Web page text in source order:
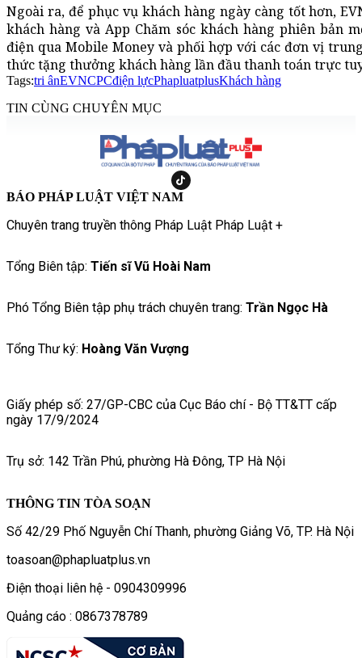
Ngoài ra, để phục vụ khách hàng ngày càng tốt hơn,
khách hàng và App Chăm sóc khách hàng phiên bản
điện qua Mobile Money và phối hợp với các đơn vị
thức tặng thưởng khách hàng lần đầu thanh toán trực
Tags:tri ânEVNCPCđiện lựcPhapluatplusKhách hàng
TIN CÙNG CHUYÊN MỤC
BÁO PHÁP LUẬT VIỆT NAM
Chuyên trang truyền thông Pháp Luật Pháp Luật +
Tổng Biên tập: Tiến sĩ Vũ Hoài Nam
Phó Tổng Biên tập phụ trách chuyên trang: Trần Ngọc Hà
Tổng Thư ký: Hoàng Văn Vượng
Giấy phép số: 27/GP-CBC của Cục Báo chí - Bộ TT&TT cấp
ngày 17/9/2024
Trụ sở: 142 Trần Phú, phường Hà Đông, TP Hà Nội
THÔNG TIN TÒA SOẠN
Số 42/29 Phố Nguyễn Chí Thanh, phường Giảng Võ, TP. Hà Nội
toasoan@phapluatplus.vn
Điện thoại liên hệ - 0904309996
Quảng cáo : 0867378789